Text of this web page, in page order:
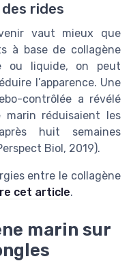
rides
vaut mieux que
à base de collagène
ou liquide, on peut
l’apparence. Une
contrôlée a révélé
marin réduisaient les
huit semaines
Biol, 2019).
entre le collagène
cet article.
marin sur